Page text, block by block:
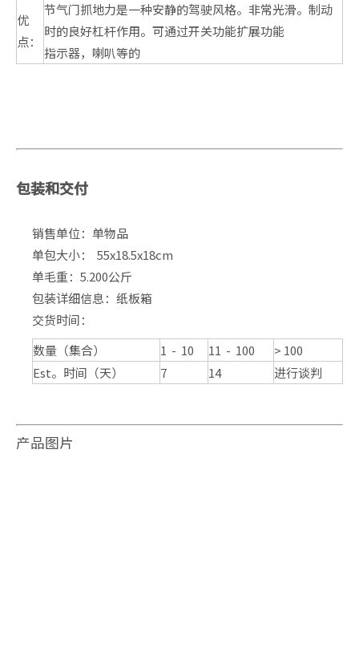
优
点：
节气门抓地力是一种安静的驾驶风格。非常光滑。制动
时的良好杠杆作用。可通过开关功能扩展功能
指示器，喇叭等的
包装和交付
销售单位：单物品
单包大小： 55x18.5x18cm
单毛重：5.200公斤
包装详细信息：纸板箱
交货时间：
数量（集合）
1 - 10 11 - 100
> 100
Est。时间（天）
7 14 进行谈判
产品图片